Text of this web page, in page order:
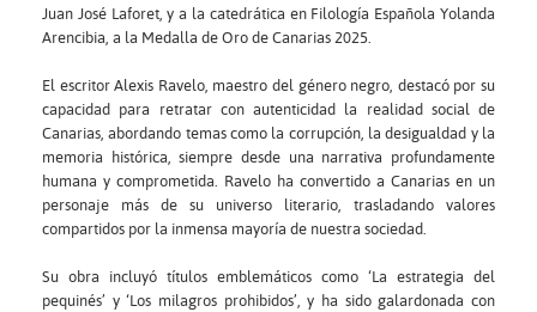
Juan José Laforet, y a la catedrática en Filología Española Yolanda
Arencibia, a la Medalla de Oro de Canarias 2025.
El escritor Alexis Ravelo, maestro del género negro, destacó por su
capacidad para retratar con autenticidad la realidad social de
Canarias, abordando temas como la corrupción, la desigualdad y la
memoria histórica, siempre desde una narrativa profundamente
humana y comprometida. Ravelo ha convertido a Canarias en un
personaje más de su universo literario, trasladando valores
compartidos por la inmensa mayoría de nuestra sociedad.
Su obra incluyó títulos emblemáticos como ‘La estrategia del
pequinés’ y ‘Los milagros prohibidos’, y ha sido galardonada con